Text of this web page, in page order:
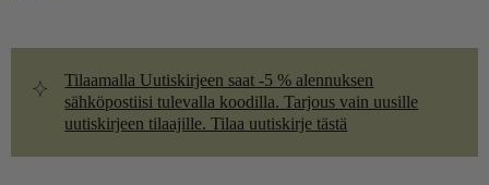
Tilaamalla Uutiskirjeen saat -5 % alennuksen
sähköpostiisi tulevalla koodilla. Tarjous vain uusille
uutiskirjeen tilaajille. Tilaa uutiskirje tästä